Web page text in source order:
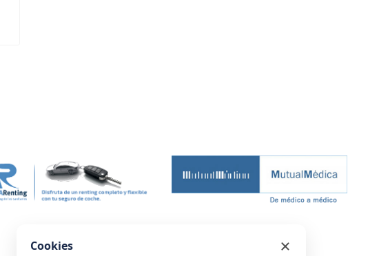
Cookies